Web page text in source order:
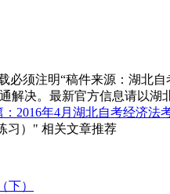
须注明“稿件来源：湖北自
解决。最新官方信息请以湖
：2016年4月湖北自考经济法
习）" 相关文章推荐
）